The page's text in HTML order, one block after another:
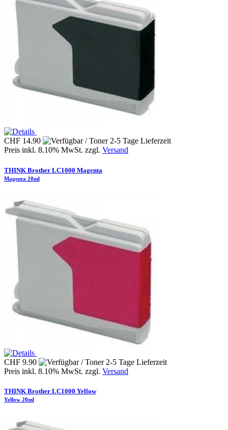
CHF 14.90
Preis inkl. 8.10% MwSt. zzgl. Versand
THINK Brother LC1000 Magenta
Magenta 20ml
CHF 9.90
Preis inkl. 8.10% MwSt. zzgl. Versand
THINK Brother LC1000 Yellow
Yellow 20ml